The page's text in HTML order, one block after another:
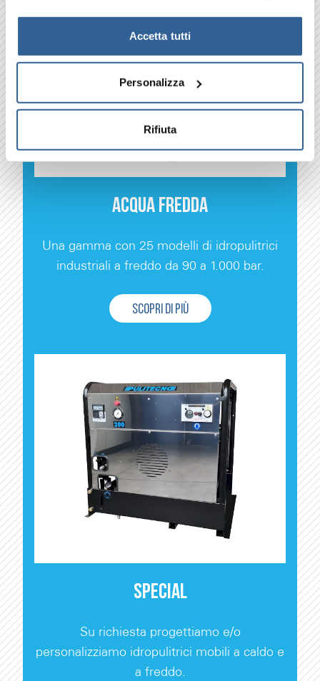
Accetta tutti
Personalizza
Rifiuta
ACQUA FREDDA
Una gamma con 25 modelli di idropulitrici
industriali a freddo da 90 a 1.000 bar.
SCOPRI DI PIÙ
SPECIAL
Su richiesta progettiamo e/o
personalizziamo idropulitrici mobili a caldo e
a freddo.